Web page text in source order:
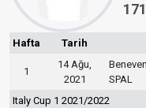
171
Hafta Tarih
1
14 Ağu,
2021
SPAL
Italy Cup 1 2021/2022